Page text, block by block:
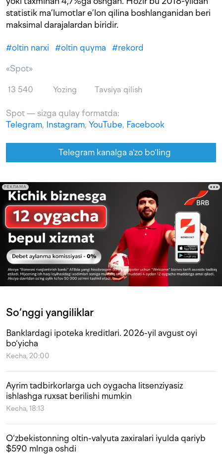
statistik ma’lumotlar e’lon qilina boshlanganidan beri
maksimal darajalardan biridir.
#oltin narxi #oltin quyma #rekord
«Spot»
13 540 Yozing Tavsiya qilish
Spot — sizga qulay formatda:
Telegram, Instagram, YouTube, Facebook
Telegram kanalga a'zo bo‘ling
РЕКЛАМА
So‘nggi yangiliklar
Banklardagi ipoteka kreditlari. 2026-yil avgust oyi
bo‘yicha
Kecha, 20:00
Ayrim tadbirkorlarga uch oygacha litsenziyasiz
ishlashga ruxsat berilishi mumkin
Kecha, 18:13
O‘zbekistonning oltin-valyuta zaxiralari iyulda qariyb
$590 mlnga oshdi